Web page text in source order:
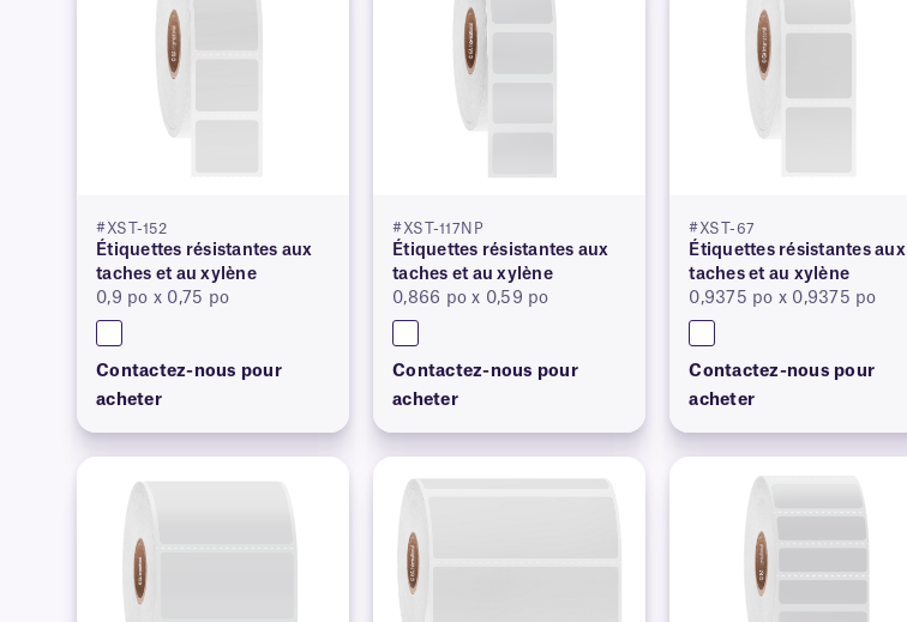
#XST-152
Étiquettes résistantes aux
taches et au xylène
0,9 po x 0,75 po
Contactez-nous pour
acheter
#XST-117NP
Étiquettes résistantes aux
taches et au xylène
0,866 po x 0,59 po
Contactez-nous pour
acheter
#XST-67
Étiquettes résistantes aux
taches et au xylène
0,9375 po x 0,9375 po
Contactez-nous pour
acheter